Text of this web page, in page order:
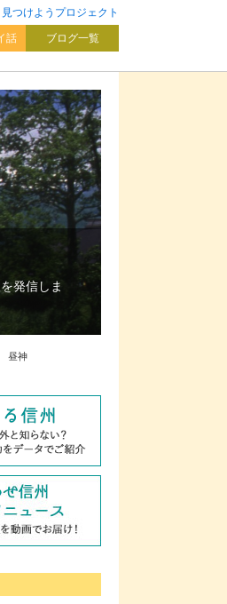
見つけようプロジェクト
話 ブログ一覧
発信しま
昼神